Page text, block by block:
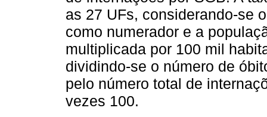
as 27 UFs, considerando-se
como numerador e a
multiplicada por 100 mil
dividindo-se o número de
pelo número total de
vezes 100.